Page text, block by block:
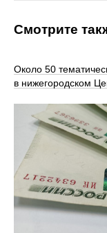
Смотрите
Около 50
в нижегородском